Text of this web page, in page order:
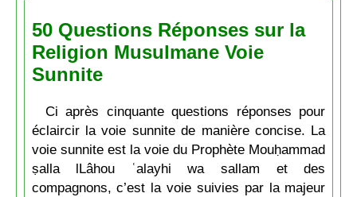
50 Questions Réponses sur la
Religion Musulmane Voie
Sunnite
Ci après cinquante questions réponses pour
éclaircir la voie sunnite de manière concise. La
voie sunnite est la voie du Prophète Mouḥammad
ṣalla lLâhou ʿalayhi wa sallam et des
compagnons, c’est la voie suivies par la majeur